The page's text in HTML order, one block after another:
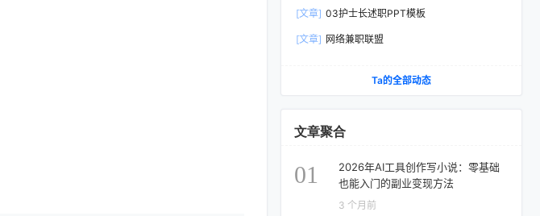
[文章] 03护士长述职PPT模板
[文章] 网络兼职联盟
Ta的全部动态
文章聚合
01
2026年AI工具创作写小说：零基础
也能入门的副业变现方法
3 个月前